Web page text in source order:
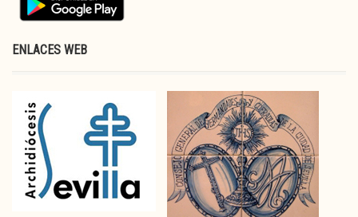
ENLACES WEB